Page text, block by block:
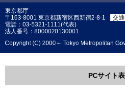
東京都庁
〒163-8001 東京都新宿区西新宿2-8-1
交
電話：03-5321-1111(代表)
法人番号：8000020130001
Copyright (C) 2000～ Tokyo Metropolitan
PCサイト